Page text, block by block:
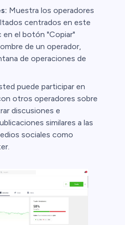
Muestra los operadores
centrados en este
en el botón "Copiar"
de un operador,
de operaciones de
puede participar en
otros operadores sobre
discusiones e
similares a las
sociales como